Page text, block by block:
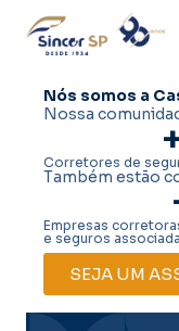
Nós somos a
Nossa
Corretores de
Também estão
Empresas
e seguros
SEJA UM